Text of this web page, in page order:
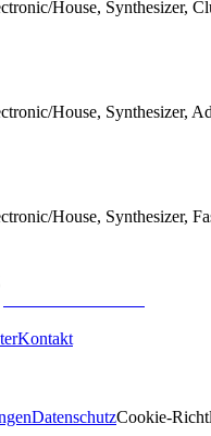
House, Synthesizer,
House, Synthesizer,
House, Synthesizer,
Kontakt
DatenschutzCookie-